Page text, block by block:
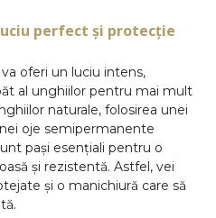
perfect și protecție
oferi un luciu intens,
al unghiilor pentru mai mult
naturale, folosirea unei
oje semipermanente
pași esențiali pentru o
și rezistentă. Astfel, vei
și o manichiură care să